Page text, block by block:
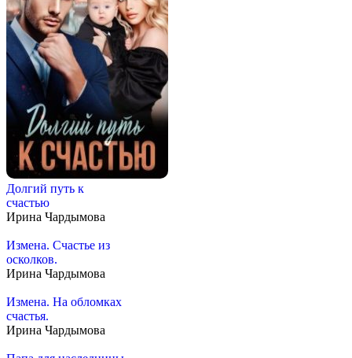
Долгий путь к
счастью
Ирина Чардымова
Измена. Счастье из
осколков.
Ирина Чардымова
Измена. На обломках
счастья.
Ирина Чардымова